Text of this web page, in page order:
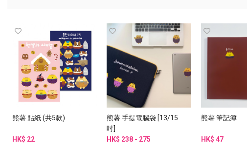
熊薯 貼紙 (共5款)
HK$ 22
熊薯 手提電腦袋 [13/15
吋]
HK$ 238 - 275
熊薯 筆記簿
HK$ 47